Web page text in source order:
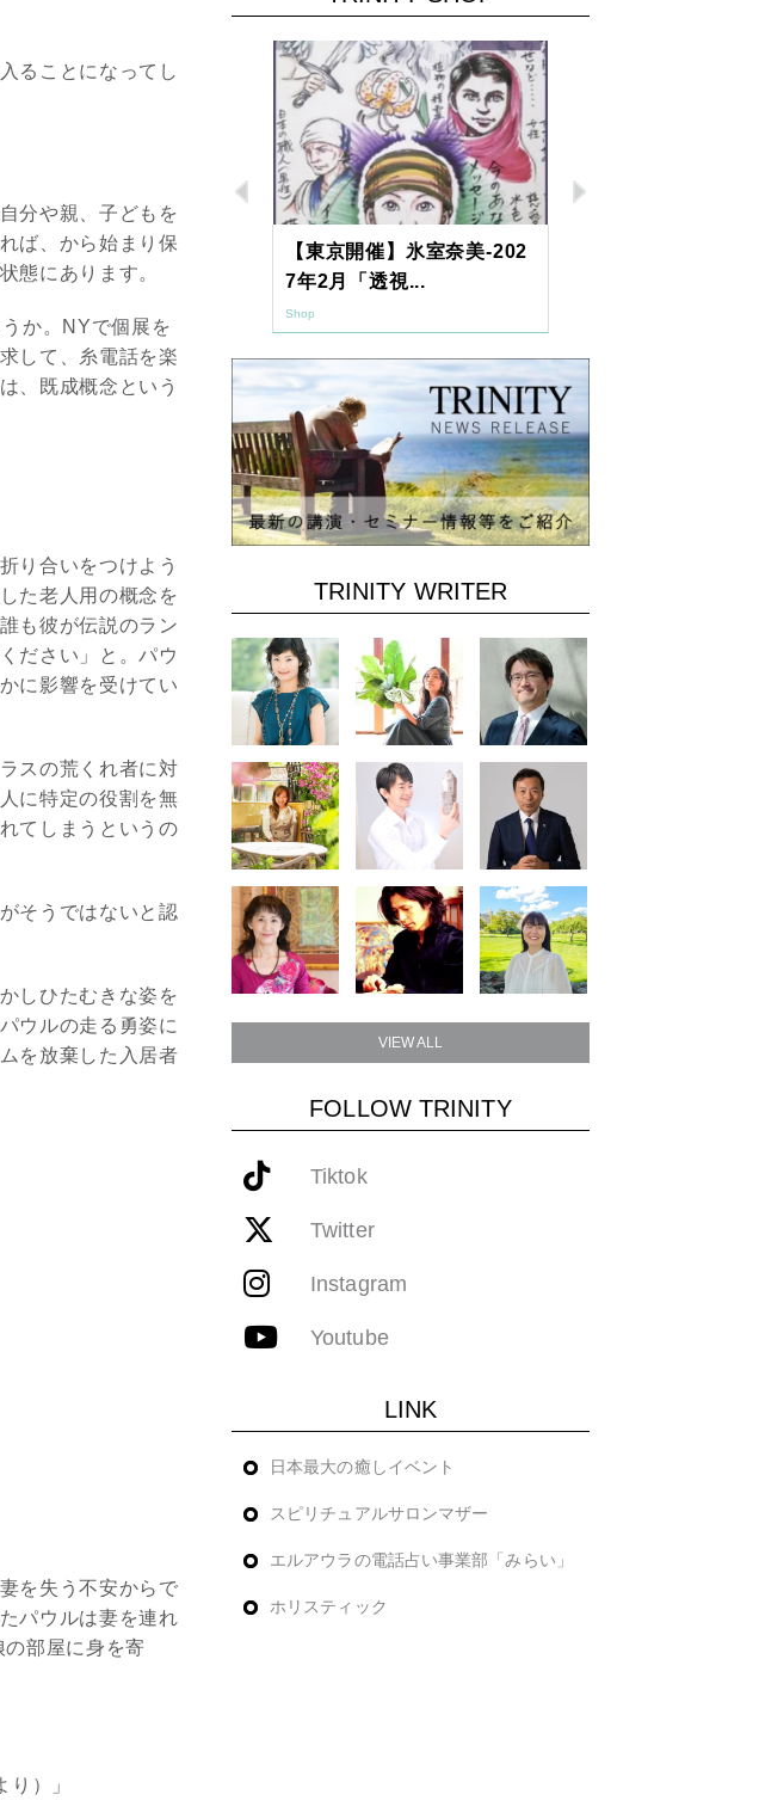
ることになってし
分や親、子どもを
ば、から始まり保
態にあります。
か。NYで個展を
して、糸電話を楽
、既成概念という
り合いをつけよう
た老人用の概念を
も彼が伝説のラン
ださい」と。パウ
に影響を受けてい
スの荒くれ者に対
に特定の役割を無
てしまうというの
そうではないと認
しひたむきな姿を
ウルの走る勇姿に
を放棄した入居者
を失う不安からで
パウルは妻を連れ
部屋に身を寄
）」
Previous
木良和スピリチュ
ーニ...
【東京開催】氷室奈美-202
7年2月「透視...
Shop
TRINITY WRITER
VIEW ALL
FOLLOW TRINITY
Tiktok
Twitter
Instagram
Youtube
LINK
日本最大の癒しイベント
スピリチュアルサロンマザー
エルアウラの電話占い事業部「みらい」
ホリスティック